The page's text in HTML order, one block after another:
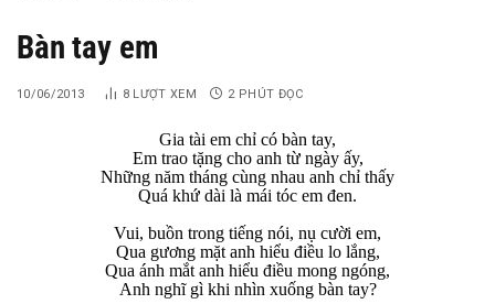
Bàn tay em
10/06/2013 8 LƯỢT XEM 2 PHÚT ĐỌC
Gia tài em chỉ có bàn tay,
Em trao tặng cho anh từ ngày ấy,
Những năm tháng cùng nhau anh chỉ thấy
Quá khứ dài là mái tóc em đen.
Vui, buồn trong tiếng nói, nụ cười em,
Qua gương mặt anh hiểu điều lo lắng,
Qua ánh mắt anh hiểu điều mong ngóng,
Anh nghĩ gì khi nhìn xuống bàn tay?